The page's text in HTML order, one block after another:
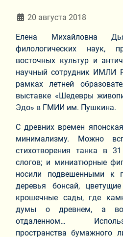
Информация о материале
20 августа 2018
Елена Михайловна
филологических наук,
восточных культур и
научный сотрудник ИМЛИ
рамках летней
выставке «Шедевры
Эдо» в ГМИИ им. Пушкина.
С древних времен
минимализму. Можно
стихотворения танка в
слогов; и миниатюрные
носили подвешенными к
деревья бонсай,
крошечные сады, где
думы о древнем, а
отдаленном…
пространства бумажного